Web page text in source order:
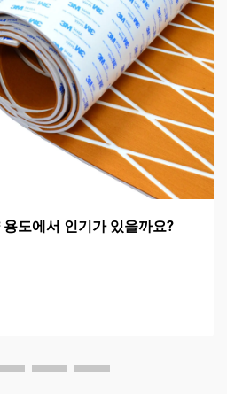
도에서 인기가 있을까요?